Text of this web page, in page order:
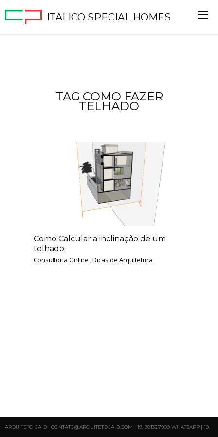
ITALICO SPECIAL HOMES
TAG COMO FAZER
TELHADO
Como Calcular a inclinação de um
telhado
Consultoria Online , Dicas de Arquitetura
ARQUITETO CAIO | CONTATO@ARQUITETOCAIO.COM | 19. 98133.7909 WHATSAPP | 19.